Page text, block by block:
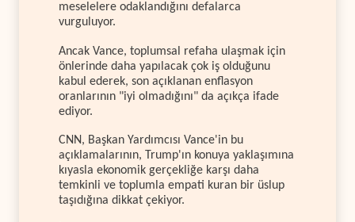
meselelere odaklandığını defalarca
vurguluyor.
Ancak Vance, toplumsal refaha ulaşmak için
önlerinde daha yapılacak çok iş olduğunu
kabul ederek, son açıklanan enflasyon
oranlarının "iyi olmadığını" da açıkça ifade
ediyor.
CNN, Başkan Yardımcısı Vance'in bu
açıklamalarının, Trump'ın konuya yaklaşımına
kıyasla ekonomik gerçekliğe karşı daha
temkinli ve toplumla empati kuran bir üslup
taşıdığına dikkat çekiyor.